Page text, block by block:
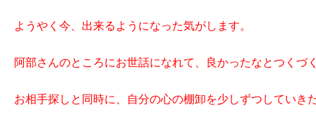
ようやく今、出来るようになった気がします。
阿部さんのところにお世話になれて、良かったなとつくづ
お相手探しと同時に、自分の心の棚卸を少しずつしていき